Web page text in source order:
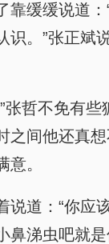
靠缓缓说道
识。”张正斌
张哲不免有
之间他还真
。
说道：“你应
鼻涕虫吧就